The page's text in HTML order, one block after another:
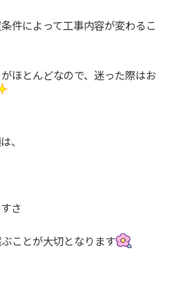
件によって工事内容が変わるこ
ほとんどなので、迷った際はお
、
さ
ことが大切となります